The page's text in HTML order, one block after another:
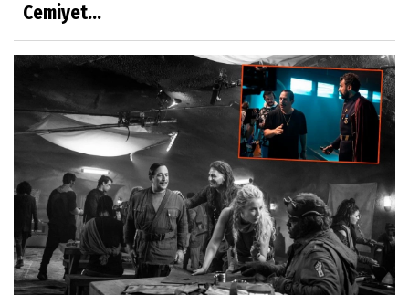
Cemiyet...